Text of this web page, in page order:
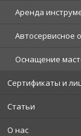
Аренда
Автосервисное
Оснащение
Сертификаты и
Статьи
О нас